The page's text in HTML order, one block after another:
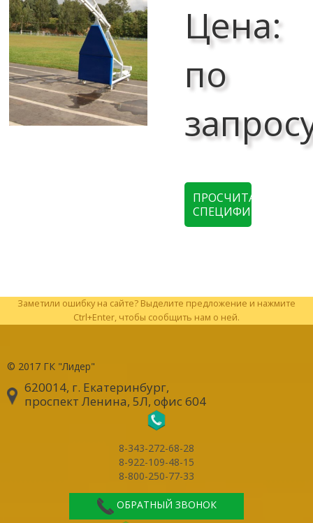
Цена:
по
ПРОСЧИТАТЬ
СПЕЦИФИКАЦИЮ
Заметили ошибку на сайте? Выделите предложение и нажмите
Ctrl+Enter, чтобы сообщить нам о ней.
© 2017 ГК "Лидер"
620014, г. Екатеринбург,
проспект Ленина, 5Л, офис 604
8-343-272-68-28
8-922-109-48-15
8-800-250-77-33
ОБРАТНЫЙ ЗВОНОК